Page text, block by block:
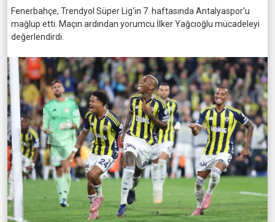
Fenerbahçe, Trendyol Süper Lig'in 7. haftasında Antalyaspor'u
mağlup etti. Maçın ardından yorumcu İlker Yağcıoğlu mücadeleyi
değerlendirdi.